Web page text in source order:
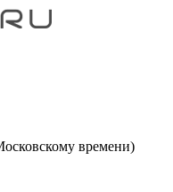
времени)